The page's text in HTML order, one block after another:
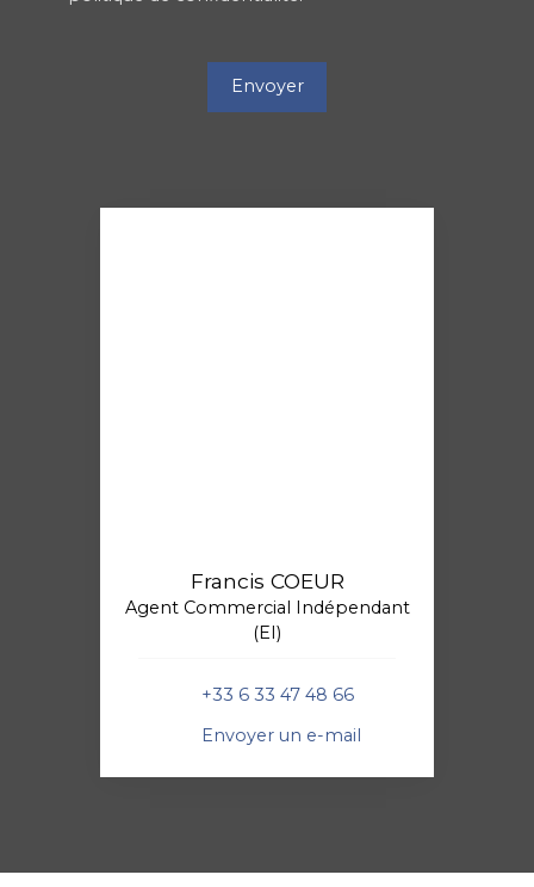
Envoyer
Francis COEUR
Agent Commercial Indépendant
(EI)
+33 6 33 47 48 66
Envoyer un e-mail